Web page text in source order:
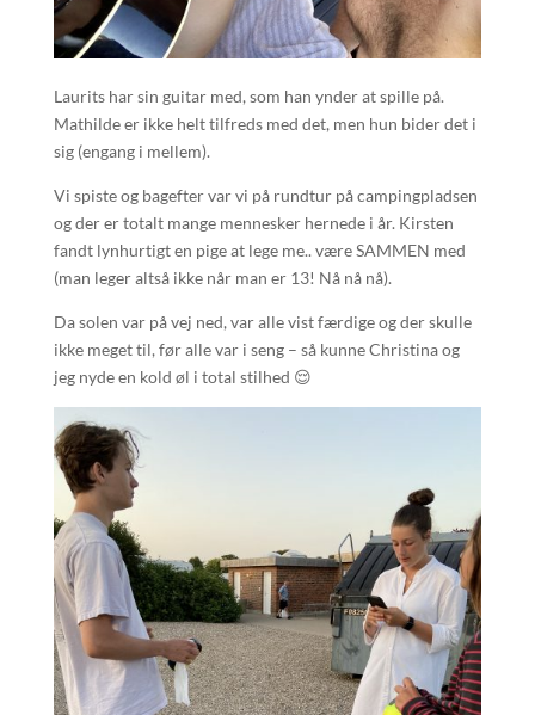
Laurits har sin guitar med, som han ynder at spille på.
Mathilde er ikke helt tilfreds med det, men hun bider det i
sig (engang i mellem).
Vi spiste og bagefter var vi på rundtur på campingpladsen
og der er totalt mange mennesker hernede i år. Kirsten
fandt lynhurtigt en pige at lege me.. være SAMMEN med
(man leger altså ikke når man er 13! Nå nå nå).
Da solen var på vej ned, var alle vist færdige og der skulle
ikke meget til, før alle var i seng – så kunne Christina og
jeg nyde en kold øl i total stilhed 😌